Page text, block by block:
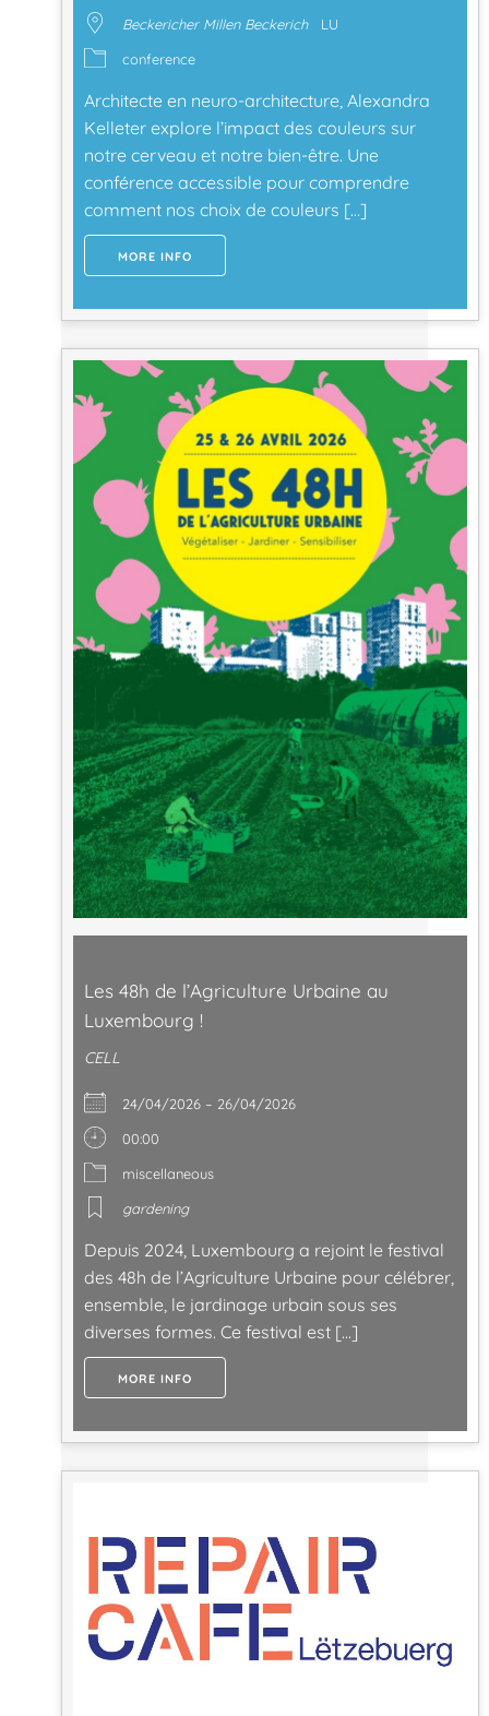
Beckericher Millen Beckerich
LU
conference
Architecte en neuro-architecture, Alexandra
Kelleter explore l’impact des couleurs sur
notre cerveau et notre bien-être. Une
conférence accessible pour comprendre
comment nos choix de couleurs […]
MORE INFO
Les 48h de l’Agriculture Urbaine au
Luxembourg !
CELL
24/04/2026 – 26/04/2026
00:00
miscellaneous
gardening
Depuis 2024, Luxembourg a rejoint le festival
des 48h de l’Agriculture Urbaine pour célébrer,
ensemble, le jardinage urbain sous ses
diverses formes. Ce festival est […]
MORE INFO